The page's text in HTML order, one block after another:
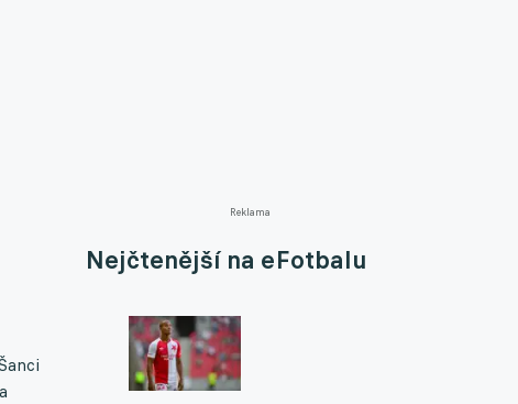
Reklama
Nejčtenější na eFotbalu